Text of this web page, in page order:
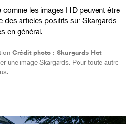
comme les images HD peuvent être
des articles positifs sur Skargards
en général.
Crédit photo : Skargards Hot
une image Skargards. Pour toute autre